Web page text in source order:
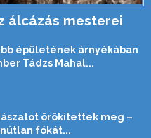
álcázás mesterei
épületének árnyékában
Tádzs Mahal...
örökítettek meg –
fókát...